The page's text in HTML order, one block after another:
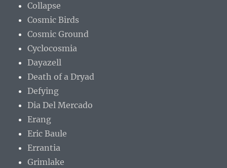
Collapse
Cosmic Birds
Cosmic Ground
Cyclocosmia
Dayazell
Death of a Dryad
Defying
Dia Del Mercado
Erang
Eric Baule
Errantia
Grimlake